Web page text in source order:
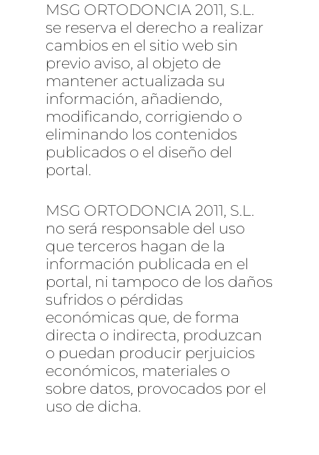
MSG ORTODONCIA 2011, S.L.
se reserva el derecho a realizar
cambios en el sitio web sin
previo aviso, al objeto de
mantener actualizada su
información, añadiendo,
modificando, corrigiendo o
eliminando los contenidos
publicados o el diseño del
portal.
MSG ORTODONCIA 2011, S.L.
no será responsable del uso
que terceros hagan de la
información publicada en el
portal, ni tampoco de los daños
sufridos o pérdidas
económicas que, de forma
directa o indirecta, produzcan
o puedan producir perjuicios
económicos, materiales o
sobre datos, provocados por el
uso de dicha.
Servicios
Ortodoncia
Odontopediatría
Periodoncia
Blanqueamiento
Somos
Maria José Sánchez
Equipo
Consulta
Formación
Contacto
Blog